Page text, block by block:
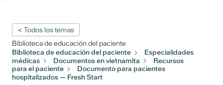
< Todos los temas
Biblioteca de educación del paciente
Biblioteca de educación del paciente
Especialidades
médicas
Documentos en vietnamita
Recursos
para el paciente
Documento para pacientes
hospitalizados — Fresh Start